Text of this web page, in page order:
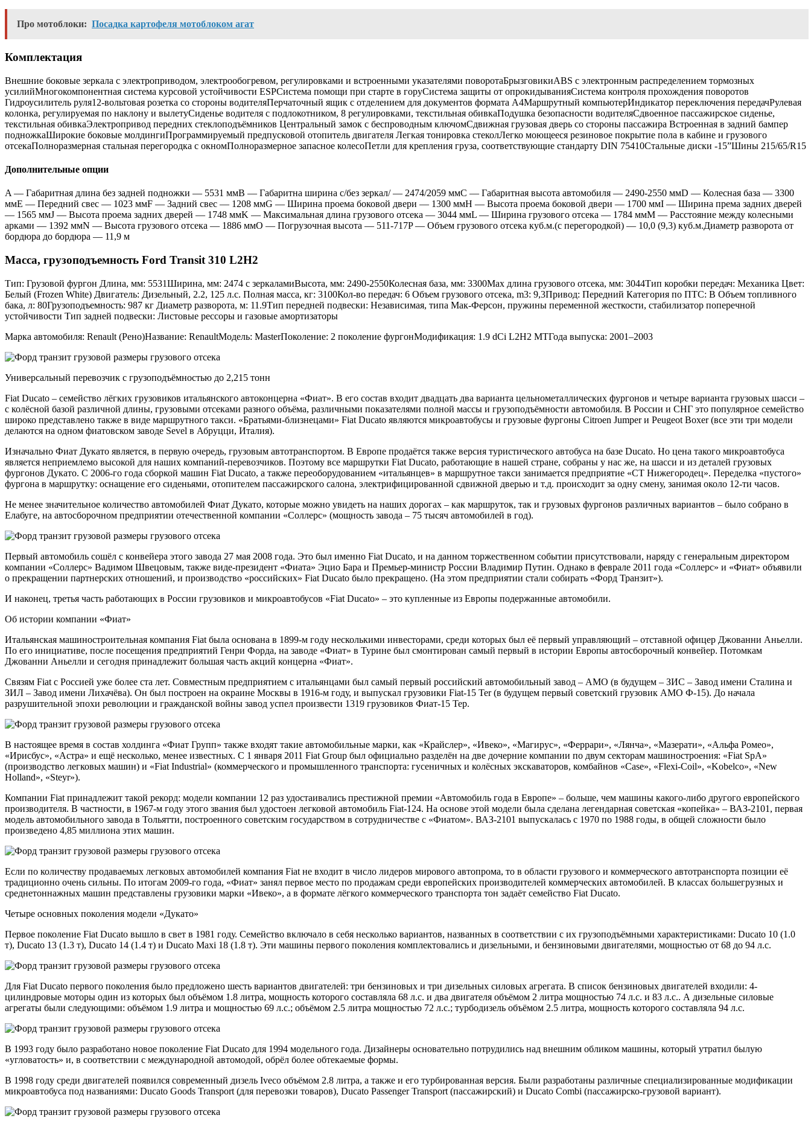
Про мотоблоки: Посадка картофеля мотоблоком агат
Комплектация
Внешние боковые зеркала с электроприводом, электрообогревом, регулировками и встроенными указателями поворотаБрызговикиABS с электронным распределением тормозных
усилийМногокомпонентная система курсовой устойчивости ESPСистема помощи при старте в горуСистема защиты от опрокидыванияСистема контроля прохождения поворотов
Гидроусилитель руля12-вольтовая розетка со стороны водителяПерчаточный ящик с отделением для документов формата А4Маршрутный компьютерИндикатор переключения передачРулевая
колонка, регулируемая по наклону и вылетуСиденье водителя с подлокотником, 8 регулировками, текстильная обивкаПодушка безопасности водителяСдвоенное пассажирское сиденье,
текстильная обивкаЭлектропривод передних стеклоподъёмников Центральный замок с беспроводным ключомСдвижная грузовая дверь со стороны пассажира Встроенная в задний бампер
подножкаШирокие боковые молдингиПрограммируемый предпусковой отопитель двигателя Легкая тонировка стеколЛегко моющееся резиновое покрытие пола в кабине и грузового
отсекаПолноразмерная стальная перегородка с окномПолноразмерное запасное колесоПетли для крепления груза, соответствующие стандарту DIN 75410Стальные диски -15”Шины 215/65/R15
Дополнительные опции
A — Габаритная длина без задней подножки — 5531 ммВ — Габаритна ширина с/без зеркал/ — 2474/2059 ммС — Габаритная высота автомобиля — 2490-2550 ммD — Колесная база — 3300
ммE — Передний свес — 1023 ммF — Задний свес — 1208 ммG — Ширина проема боковой двери — 1300 ммH — Высота проема боковой двери — 1700 ммI — Ширина према задних дверей
— 1565 ммJ — Высота проема задних дверей — 1748 ммK — Максимальная длина грузового отсека — 3044 ммL — Ширина грузового отсека — 1784 ммM — Расстояние между колесными
арками — 1392 ммN — Высота грузового отсека — 1886 ммO — Погрузочная высота — 511-717P — Объем грузового отсека куб.м.(с перегородкой) — 10,0 (9,3) куб.м.Диаметр разворота от
бордюра до бордюра — 11,9 м
Масса, грузоподъемность Ford Transit 310 L2H2
Тип: Грузовой фургон Длина, мм: 5531Ширина, мм: 2474 с зеркаламиВысота, мм: 2490-2550Колесная база, мм: 3300Max длина грузового отсека, мм: 3044Тип коробки передач: Механика Цвет:
Белый (Frozen White) Двигатель: Дизельный, 2.2, 125 л.с. Полная масса, кг: 3100Кол-во передач: 6 Объем грузового отсека, m3: 9,3Привод: Передний Категория по ПТС: B Объем топливного
бака, л: 80Грузоподъемность: 987 кг Диаметр разворота, м: 11.9Тип передней подвески: Независимая, типа Мак-Ферсон, пружины переменной жесткости, стабилизатор поперечной
устойчивости Тип задней подвески: Листовые рессоры и газовые амортизаторы
Марка автомобиля: Renault (Рено)Название: RenaultМодель: MasterПоколение: 2 поколение фургонМодификация: 1.9 dCi L2H2 MTГода выпуска: 2001–2003
Универсальный перевозчик с грузоподъёмностью до 2,215 тонн
Fiat Ducato – семейство лёгких грузовиков итальянского автоконцерна «Фиат». В его состав входит двадцать два варианта цельнометаллических фургонов и четыре варианта грузовых шасси –
с колёсной базой различной длины, грузовыми отсеками разного объёма, различными показателями полной массы и грузоподъёмности автомобиля. В России и СНГ это популярное семейство
широко представлено также в виде маршрутного такси. «Братьями-близнецами» Fiat Ducato являются микроавтобусы и грузовые фургоны Citroen Jumper и Peugeot Boxer (все эти три модели
делаются на одном фиатовском заводе Sevel в Абруцци, Италия).
Изначально Фиат Дукато является, в первую очередь, грузовым автотранспортом. В Европе продаётся также версия туристического автобуса на базе Ducato. Но цена такого микроавтобуса
является неприемлемо высокой для наших компаний-перевозчиков. Поэтому все маршрутки Fiat Ducato, работающие в нашей стране, собраны у нас же, на шасси и из деталей грузовых
фургонов Дукато. С 2006-го года сборкой машин Fiat Ducato, а также переоборудованием «итальянцев» в маршрутное такси занимается предприятие «СТ Нижегородец». Переделка «пустого»
фургона в маршрутку: оснащение его сиденьями, отопителем пассажирского салона, электрифицированной сдвижной дверью и т.д. происходит за одну смену, занимая около 12-ти часов.
Не менее значительное количество автомобилей Фиат Дукато, которые можно увидеть на наших дорогах – как маршруток, так и грузовых фургонов различных вариантов – было собрано в
Елабуге, на автосборочном предприятии отечественной компании «Соллерс» (мощность завода – 75 тысяч автомобилей в год).
Первый автомобиль сошёл с конвейера этого завода 27 мая 2008 года. Это был именно Fiat Ducato, и на данном торжественном событии присутствовали, наряду с генеральным директором
компании «Соллерс» Вадимом Швецовым, также виде-президент «Фиата» Эцио Бара и Премьер-министр России Владимир Путин. Однако в феврале 2011 года «Соллерс» и «Фиат» объявили
о прекращении партнерских отношений, и производство «российских» Fiat Ducato было прекращено. (На этом предприятии стали собирать «Форд Транзит»).
И наконец, третья часть работающих в России грузовиков и микроавтобусов «Fiat Ducato» – это купленные из Европы подержанные автомобили.
Об истории компании «Фиат»
Итальянская машиностроительная компания Fiat была основана в 1899-м году несколькими инвесторами, среди которых был её первый управляющий – отставной офицер Джованни Аньелли.
По его инициативе, после посещения предприятий Генри Форда, на заводе «Фиат» в Турине был смонтирован самый первый в истории Европы автосборочный конвейер. Потомкам
Джованни Аньелли и сегодня принадлежит большая часть акций концерна «Фиат».
Связям Fiat с Россией уже более ста лет. Совместным предприятием с итальянцами был самый первый российский автомобильный завод – АМО (в будущем – ЗИС – Завод имени Сталина и
ЗИЛ – Завод имени Лихачёва). Он был построен на окраине Москвы в 1916-м году, и выпускал грузовики Fiat-15 Ter (в будущем первый советский грузовик АМО Ф-15). До начала
разрушительной эпохи революции и гражданской войны завод успел произвести 1319 грузовиков Фиат-15 Тер.
В настоящее время в состав холдинга «Фиат Групп» также входят такие автомобильные марки, как «Крайслер», «Ивеко», «Магирус», «Феррари», «Лянча», «Мазерати», «Альфа Ромео»,
«Ирисбус», «Астра» и ещё несколько, менее известных. С 1 января 2011 Fiat Group был официально разделён на две дочерние компании по двум секторам машиностроения: «Fiat SpA»
(производство легковых машин) и «Fiat Industrial» (коммерческого и промышленного транспорта: гусеничных и колёсных экскаваторов, комбайнов «Case», «Flexi-Coil», «Kobelco», «New
Holland», «Steyr»).
Компании Fiat принадлежит такой рекорд: модели компании 12 раз удостаивались престижной премии «Автомобиль года в Европе» – больше, чем машины какого-либо другого европейского
производителя. В частности, в 1967-м году этого звания был удостоен легковой автомобиль Fiat-124. На основе этой модели была сделана легендарная советская «копейка» – ВАЗ-2101, первая
модель автомобильного завода в Тольятти, построенного советским государством в сотрудничестве с «Фиатом». ВАЗ-2101 выпускалась с 1970 по 1988 годы, в общей сложности было
произведено 4,85 миллиона этих машин.
Если по количеству продаваемых легковых автомобилей компания Fiat не входит в число лидеров мирового автопрома, то в области грузового и коммерческого автотранспорта позиции её
традиционно очень сильны. По итогам 2009-го года, «Фиат» занял первое место по продажам среди европейских производителей коммерческих автомобилей. В классах большегрузных и
среднетоннажных машин представлены грузовики марки «Ивеко», а в формате лёгкого коммерческого транспорта тон задаёт семейство Fiat Ducato.
Четыре основных поколения модели «Дукато»
Первое поколение Fiat Ducato вышло в свет в 1981 году. Семейство включало в себя несколько вариантов, названных в соответствии с их грузоподъёмными характеристиками: Ducato 10 (1.0
т), Ducato 13 (1.3 т), Ducato 14 (1.4 т) и Ducato Maxi 18 (1.8 т). Эти машины первого поколения комплектовались и дизельными, и бензиновыми двигателями, мощностью от 68 до 94 л.с.
Для Fiat Ducato первого поколения было предложено шесть вариантов двигателей: три бензиновых и три дизельных силовых агрегата. В список бензиновых двигателей входили: 4-
цилиндровые моторы один из которых был объёмом 1.8 литра, мощность которого составляла 68 л.с. и два двигателя объёмом 2 литра мощностью 74 л.с. и 83 л.с.. А дизельные силовые
агрегаты были следующими: объёмом 1.9 литра и мощностью 69 л.с.; объёмом 2.5 литра мощностью 72 л.с.; турбодизель объёмом 2.5 литра, мощность которого составляла 94 л.с.
В 1993 году было разработано новое поколение Fiat Ducato для 1994 модельного года. Дизайнеры основательно потрудились над внешним обликом машины, который утратил былую
«угловатость» и, в соответствии с международной автомодой, обрёл более обтекаемые формы.
В 1998 году среди двигателей появился современный дизель Iveco объёмом 2.8 литра, а также и его турбированная версия. Были разработаны различные специализированные модификации
микроавтобуса под названиями: Ducato Goods Transport (для перевозки товаров), Ducato Passenger Transport (пассажирский) и Ducato Combi (пассажирско-грузовой вариант).